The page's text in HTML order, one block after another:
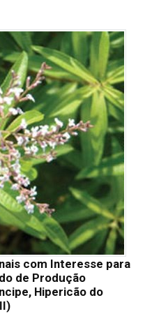
com Interesse para
de Produção
Hipericão do